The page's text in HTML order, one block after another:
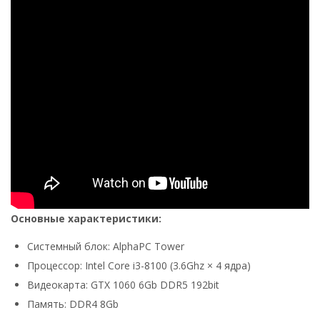
Основные характеристики:
Системный блок: AlphaPC Tower
Процессор: Intel Core i3-8100 (3.6Ghz × 4 ядра)
Видеокарта: GTX 1060 6Gb DDR5 192bit
Память: DDR4 8Gb